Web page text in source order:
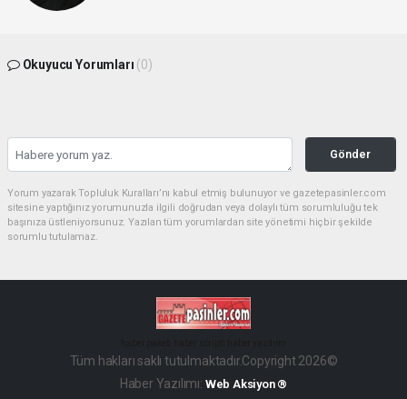
Okuyucu Yorumları (0)
Gönder
Yorum yazarak Topluluk Kuralları’nı kabul etmiş bulunuyor ve gazetepasinler.com
sitesine yaptığınız yorumunuzla ilgili doğrudan veya dolaylı tüm sorumluluğu tek
başınıza üstleniyorsunuz. Yazılan tüm yorumlardan site yönetimi hiçbir şekilde
sorumlu tutulamaz.
Tüm hakları saklı tutulmaktadır.Copyright 2026©
Haber Yazılımı: Web Aksiyon ®